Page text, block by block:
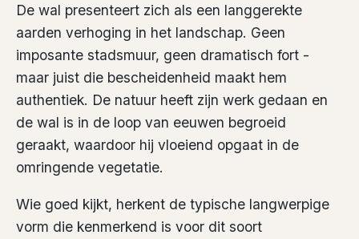
De wal presenteert zich als een langgerekte
aarden verhoging in het landschap. Geen
imposante stadsmuur, geen dramatisch fort -
maar juist die bescheidenheid maakt hem
authentiek. De natuur heeft zijn werk gedaan en
de wal is in de loop van eeuwen begroeid
geraakt, waardoor hij vloeiend opgaat in de
omringende vegetatie.
Wie goed kijkt, herkent de typische langwerpige
vorm die kenmerkend is voor dit soort